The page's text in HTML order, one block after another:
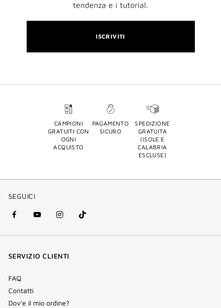
tendenza e i tutorial.
ISCRIVITI
CAMPIONI
GRATUITI CON
OGNI
ACQUISTO
PAGAMENTO
SICURO
SPEDIZIONE
GRATUITA
(ISOLE E
CALABRIA
ESCLUSE)
SEGUICI
facebook
(nuova
youtube
(nuova
instagram
(nuova
Tik
Tok
SERVIZIO CLIENTI
FAQ
Contatti
Dov'e il mio ordine?